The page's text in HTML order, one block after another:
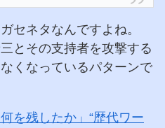
セネタなんですよね。
とその支持者を攻撃する
くなっているパターンで
を残したか」“歴代ワー